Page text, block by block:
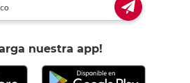
nuestra app!